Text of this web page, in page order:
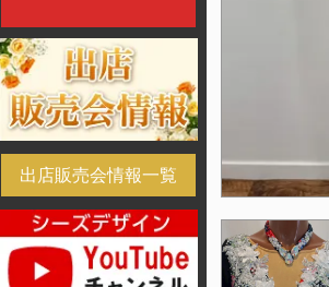
出店販売会情報一覧